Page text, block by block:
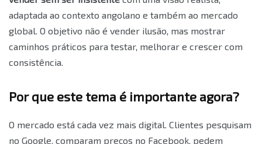
adaptada ao contexto angolano e também ao mercado
global. O objetivo não é vender ilusão, mas mostrar
caminhos práticos para testar, melhorar e crescer com
consistência.
Por que este tema é importante agora?
O mercado está cada vez mais digital. Clientes pesquisam
no Google, comparam preços no Facebook, pedem